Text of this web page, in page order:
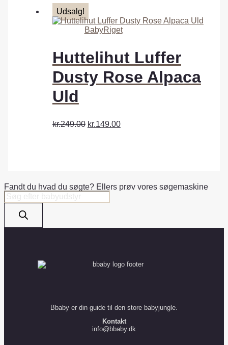
Udsalg!
BabyRiget
Huttelihut Luffer
Dusty Rose Alpaca
Uld
kr.249.00 kr.149.00
Fandt du hvad du søgte? Ellers prøv vores søgemaskine
Products
search
Bbaby er din guide til den store babyjungle.
Kontakt
info@bbaby.dk